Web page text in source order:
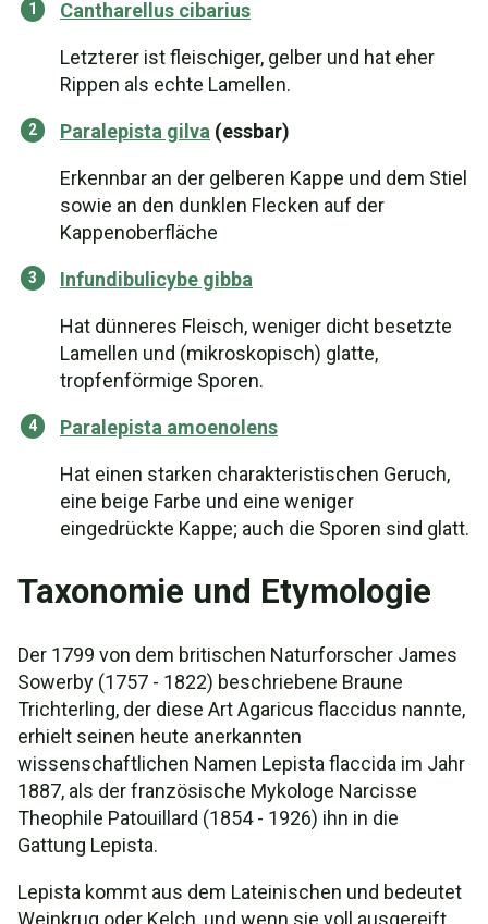
Cantharellus cibarius
Letzterer ist fleischiger, gelber und hat eher
Rippen als echte Lamellen.
Paralepista gilva (essbar)
Erkennbar an der gelberen Kappe und dem Stiel
sowie an den dunklen Flecken auf der
Kappenoberfläche
Infundibulicybe gibba
Hat dünneres Fleisch, weniger dicht besetzte
Lamellen und (mikroskopisch) glatte,
tropfenförmige Sporen.
Paralepista amoenolens
Hat einen starken charakteristischen Geruch,
eine beige Farbe und eine weniger
eingedrückte Kappe; auch die Sporen sind glatt.
Taxonomie und Etymologie
Der 1799 von dem britischen Naturforscher James
Sowerby (1757 - 1822) beschriebene Braune
Trichterling, der diese Art Agaricus flaccidus nannte,
erhielt seinen heute anerkannten
wissenschaftlichen Namen Lepista flaccida im Jahr
1887, als der französische Mykologe Narcisse
Theophile Patouillard (1854 - 1926) ihn in die
Gattung Lepista.
Lepista kommt aus dem Lateinischen und bedeutet
Weinkrug oder Kelch, und wenn sie voll ausgereift